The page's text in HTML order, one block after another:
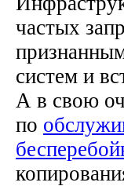
частых
систем и
А в свою
по